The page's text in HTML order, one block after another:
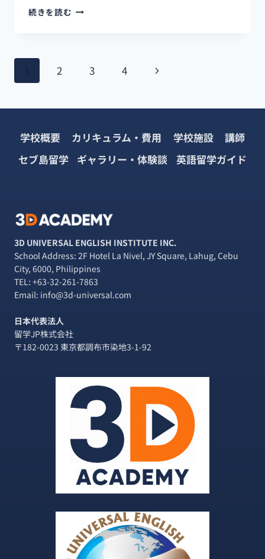
た
続きを読む 【IT
時
眠
ら
な
す
レ
ス
ト
ラ
ン
ペ
ナ
ビ
ー
シ
ョ
ン
1 2 3 4
次
ー
ジ
学校概要 カリキュラム・費用 学校施設
講師
セブ島留学 ギャラリー・体験談 英語留学ガイド
3D UNIVERSAL ENGLISH INSTITUTE INC.
School Address: 2F Hotel La Nivel, JY Square, Lahug, Cebu
City, 6000, Philippines
TEL: +63-32-261-7863
Email: info@3d-universal.com
日本代表法人
留学JP株式会社
〒182-0023 東京都調布市染地3-1-92